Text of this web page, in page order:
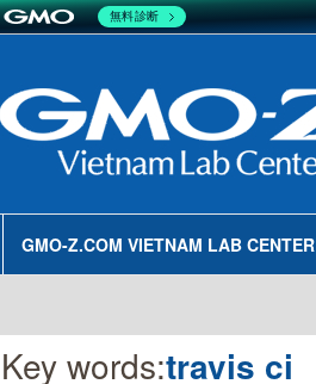
GMO-Z.COM VIETNAM LAB CENTER
Key words:travis ci
無料診断